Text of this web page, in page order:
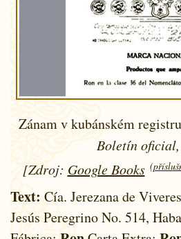
Zánam v kubánském
Boletín
[Zdroj: Google Books
Text: Cía. Jerezana de
Jesús Peregrino No. 514,